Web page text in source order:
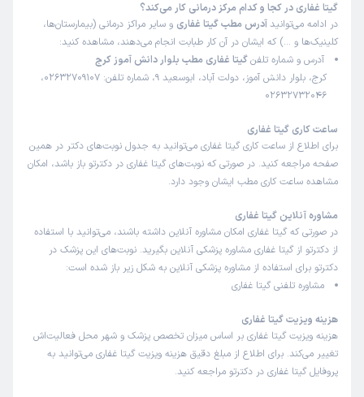
گیتا غفاری در کجا و کدام مرکز درمانی کار می‌کند؟
در ادامه می‌توانید آدرس مطب گیتا غفاری و سایر مراکز درمانی (بیمارستان‌ها،
کلینیک‌ها و …) که ایشان در آن کار طبابت انجام می‌دهند، مشاهده کنید:
آدرس و شماره تلفنگیتا غفاری مطب بلوار دانش آموز کرج
کرج، بلوار دانش آموز، دولت آباد، ابوسعید 9، شماره تلفن: 02632709107،
02632732046
ساعت کاری گیتا غفاری
برای اطلاع از ساعت کاری گیتا غفاری می‌توانید به جدول نوبت‌های دکتر در همین
صفحه مراجعه کنید. در صورتی که نوبت‌های گیتا غفاری در دکترتو باز باشد، امکان
مشاهده ساعت کاری مطب ایشان وجود دارد.
مشاوره آنلاین گیتا غفاری
در صورتی که گیتا غفاری امکان مشاوره آنلاین داشته باشند، می‌توانید با استفاده
از دکترتو از گیتا غفاری مشاوره پزشکی آنلاین بگیرید. نوبت‌های این پزشک در
دکترتو برای استفاده از مشاوره پزشکی آنلاین به شکل زیر باز شده است:
مشاوره تلفنی گیتا غفاری
هزینه ویزیت گیتا غفاری
هزینه ویزیت گیتا غفاری بر اساس میزان تخصص پزشک و شهر محل فعالیت‌اش
تغییر می‌کند. برای اطلاع از مبلغ دقیق هزینه ویزیت گیتا غفاری می‌توانید به
پروفایل گیتا غفاری در دکترتو مراجعه کنید.